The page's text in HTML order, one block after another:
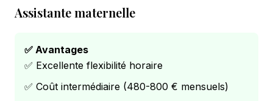
Assistante maternelle
✅ Avantages
✅ Excellente flexibilité horaire
✅ Coût intermédiaire (480-800 € mensuels)